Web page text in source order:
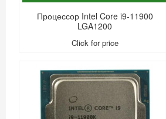
Процессор Intel Core i9-11900
LGA1200
Click for price